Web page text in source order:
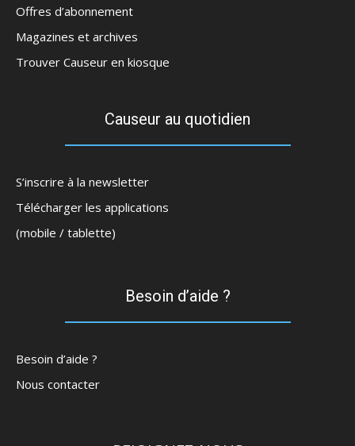
Offres d’abonnement
Magazines et archives
Trouver Causeur en kiosque
Causeur au quotidien
S’inscrire à la newsletter
Télécharger les applications
(mobile / tablette)
Besoin d’aide ?
Besoin d’aide ?
Nous contacter